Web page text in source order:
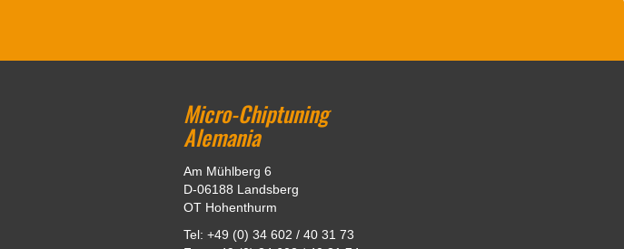
Micro-Chiptuning
Alemania
Am Mühlberg 6
D-06188 Landsberg
OT Hohenthurm
Tel: +49 (0) 34 602 / 40 31 73